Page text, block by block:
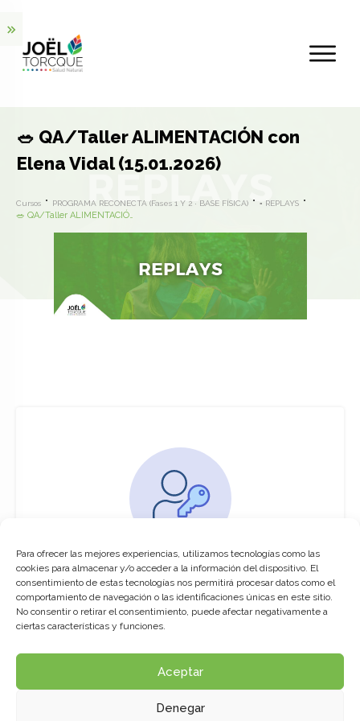
Para ofrecer las mejores experiencias, utilizamos tecnologías como las
cookies para almacenar y/o acceder a la información del dispositivo. El
consentimiento de estas tecnologías nos permitirá procesar datos como el
comportamiento de navegación o las identificaciones únicas en este sitio.
No consentir o retirar el consentimiento, puede afectar negativamente a
ciertas características y funciones.
Aceptar
Denegar
🥗 QA/Taller ALIMENTACIÓN con
Elena Vidal (15.01.2026)
Cursos PROGRAMA RECONECTA (Fases 1 Y 2 · BASE FÍSICA) ▪️ REPLAYS
🥗 QA/Taller ALIMENTACIÓN con Elena Vidal (15.01.2026)
You must be logged in to access this
course
This course is only available for registered
Click here to login